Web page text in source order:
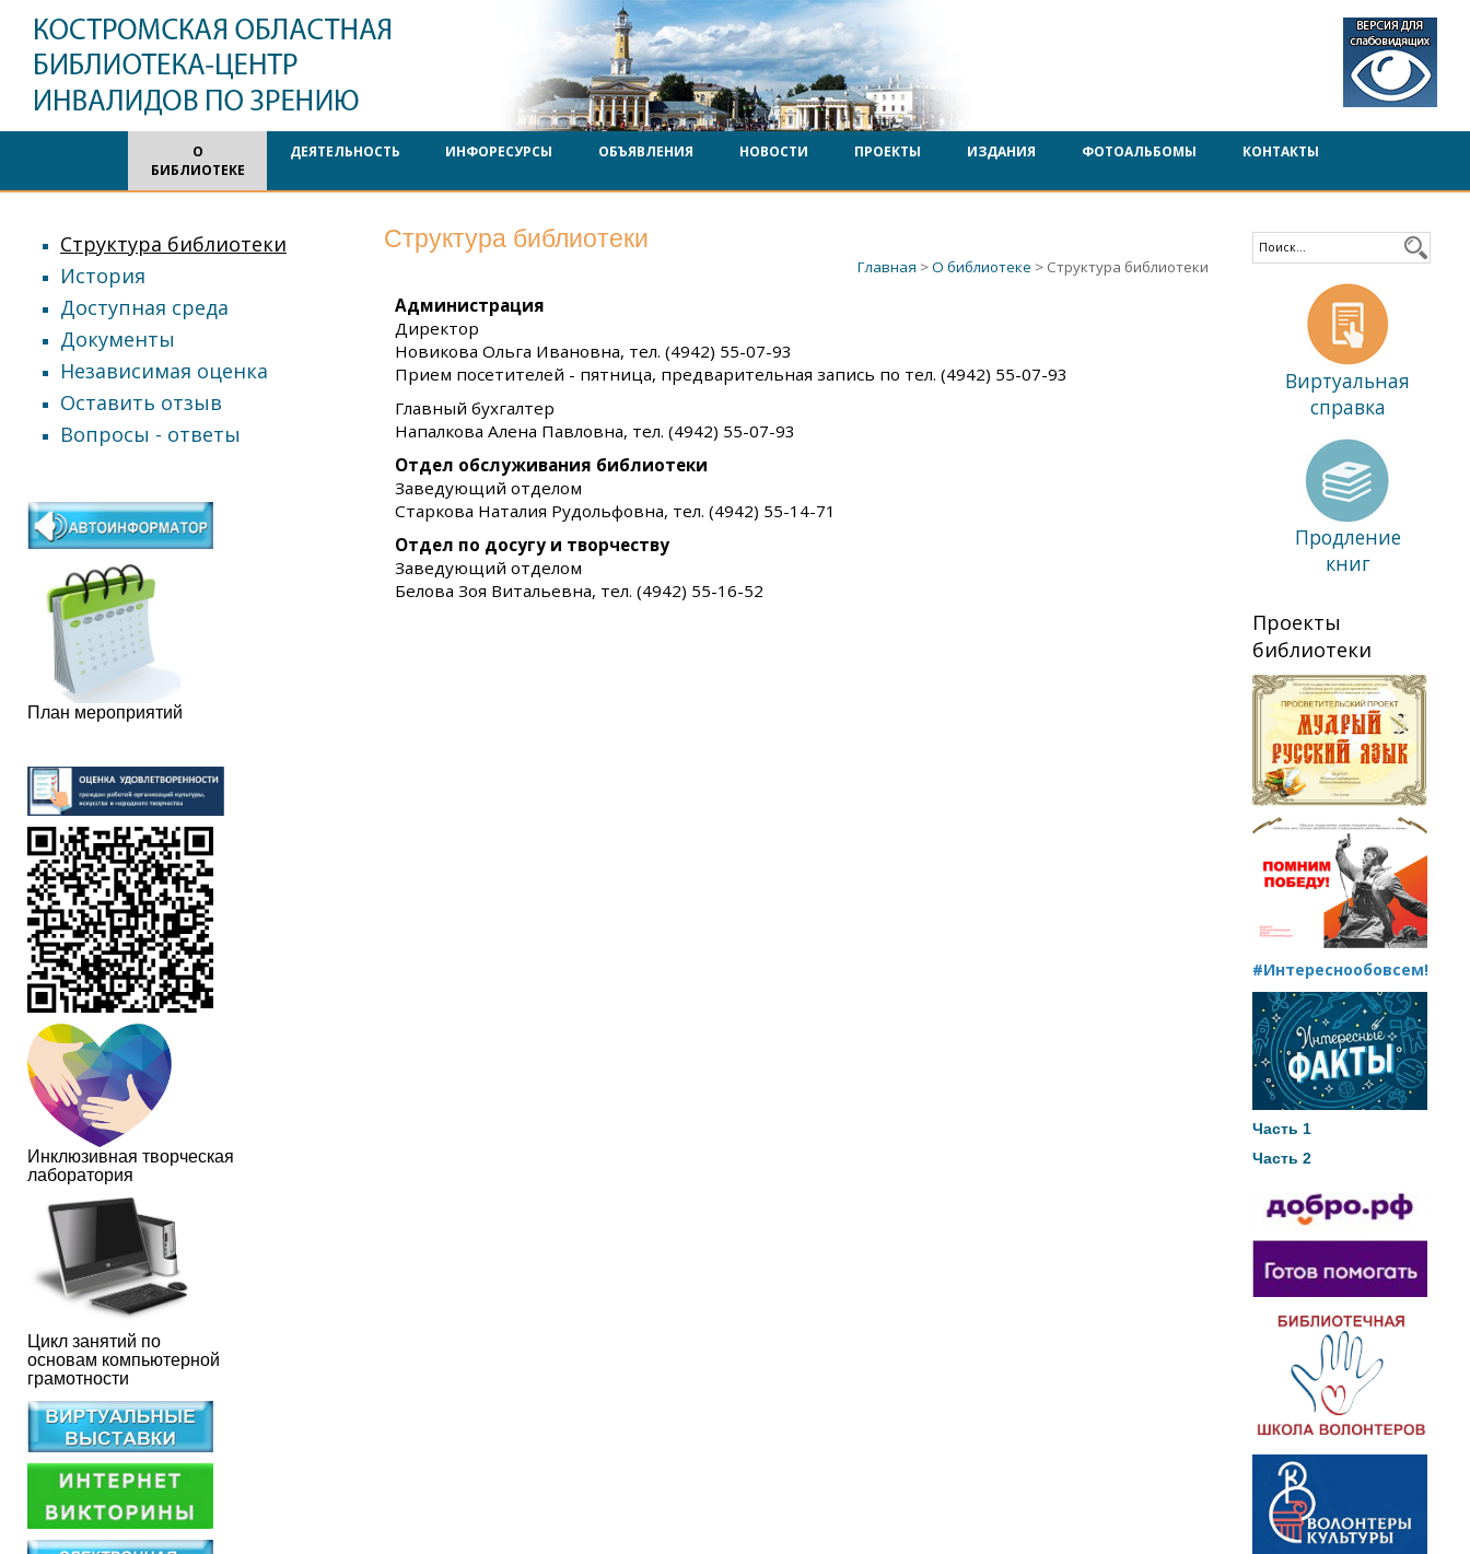
О
БИБЛИОТЕКЕ
ДЕЯТЕЛЬНОСТЬ ИНФОРЕСУРСЫ ОБЪЯВЛЕНИЯ НОВОСТИ ПРОЕКТЫ ИЗДАНИЯ ФОТОАЛЬБОМЫ КОНТАКТЫ
Структура библиотеки
История
Доступная среда
Документы
Независимая оценка
Оставить отзыв
Вопросы - ответы
План мероприятий
Инклюзивная творческая
лаборатория
Цикл занятий по
основам компьютерной
грамотности
Структура библиотеки
Главная >О библиотеке > Структура библиотеки
Администрация
Директор
Новикова Ольга Ивановна, тел. (4942) 55-07-93
Прием посетителей - пятница, предварительная запись по тел. (4942) 55-07-93
Главный бухгалтер
Напалкова Алена Павловна, тел. (4942) 55-07-93
Отдел обслуживания библиотеки
Заведующий отделом
Старкова Наталия Рудольфовна, тел. (4942) 55-14-71
Отдел по досугу и творчеству
Заведующий отделом
Белова Зоя Витальевна, тел. (4942) 55-16-52
Виртуальная
справка
Продление
книг
Проекты
библиотеки
#Интереснообовсем!
Часть 1
Часть 2